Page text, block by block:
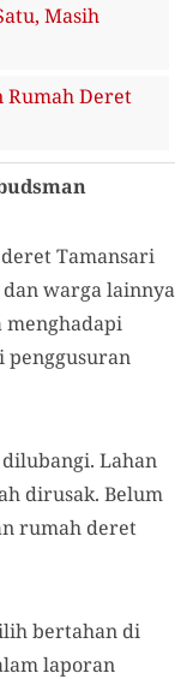
Masih
Rumah Deret
Tamansari
warga lainnya
menghadapi
penggusuran
Lahan
dirusak. Belum
rumah deret
bertahan di
laporan